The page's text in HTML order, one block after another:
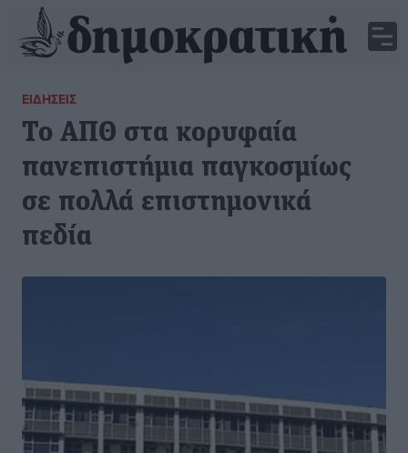
ΕΙΔΉΣΕΙΣ
Το ΑΠΘ στα κορυφαία
πανεπιστήμια παγκοσμίως
σε πολλά επιστημονικά
πεδία